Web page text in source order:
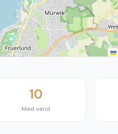
10
Med vand